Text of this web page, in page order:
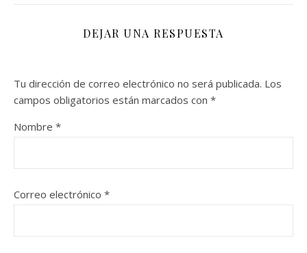
DEJAR UNA RESPUESTA
Tu dirección de correo electrónico no será publicada. Los
campos obligatorios están marcados con *
Nombre *
Correo electrónico *